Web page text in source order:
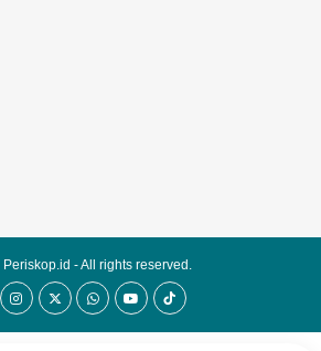
Periskop.id - All rights reserved.